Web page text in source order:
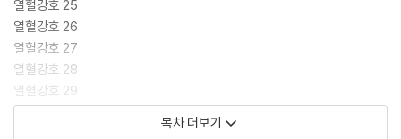
외공과 내공! 남림야수왕 황건우 대 천마신군의 제자 최상희! 절정고수들
이 펼치는 숨막히는 승부의 현장! 엽민천과의 호협곡 사투가 끝난 것도 잠
시, 한비광 일행에게 닥쳐온 또 다른 위험! 세외사천왕의 한사람인 황건우
와의 피할 수 없는 정면격돌이 일어난다.
[만화] 열혈강호 26
강호에 불어오는 격동의 회오리! 정파, 사파, 세외간의 치열한 삼파전! 신
열혈강호 25
열혈강호 26
열혈강호 27
열혈강호 28
열혈강호 29
열혈강호 30
목차 더보기